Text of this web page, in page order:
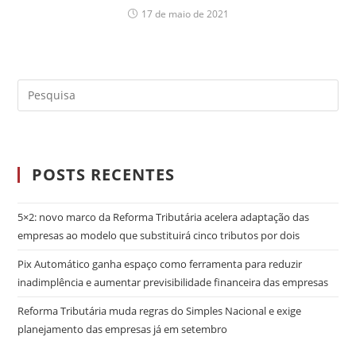
17 de maio de 2021
POSTS RECENTES
5×2: novo marco da Reforma Tributária acelera adaptação das
empresas ao modelo que substituirá cinco tributos por dois
Pix Automático ganha espaço como ferramenta para reduzir
inadimplência e aumentar previsibilidade financeira das empresas
Reforma Tributária muda regras do Simples Nacional e exige
planejamento das empresas já em setembro